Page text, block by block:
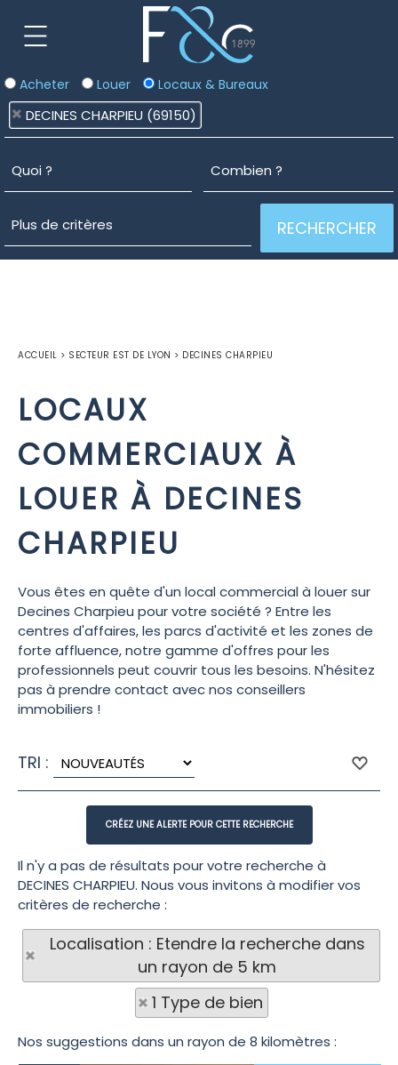
Acheter Louer Locaux & Bureaux
DECINES CHARPIEU (69150)
ACCUEIL > SECTEUR EST DE LYON > DECINES CHARPIEU
LOCAUX
COMMERCIAUX À
LOUER À DECINES
CHARPIEU
Vous êtes en quête d'un local commercial à louer sur
Decines Charpieu pour votre société ? Entre les
centres d'affaires, les parcs d'activité et les zones de
forte affluence, notre gamme d'offres pour les
professionnels peut couvrir tous les besoins. N'hésitez
pas à prendre contact avec nos conseillers
immobiliers !
TRI :
Il n'y a pas de résultats pour votre recherche à
DECINES CHARPIEU. Nous vous invitons à modifier vos
critères de recherche :
Localisation : Etendre la recherche dans
un rayon de 5 km
1 Type de bien
Nos suggestions dans un rayon de 8 kilomètres :